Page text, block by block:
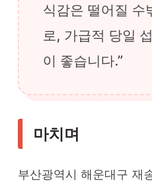
식감은 떨어질 수
로, 가급적 당일
이 좋습니다.”
마치며
부산광역시 해운대구 재